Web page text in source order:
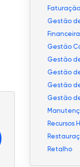
Faturação
Gestão
Financeira
Gestão
Gestão
Gestão
Gestão
Gestão
Recursos
Retalho